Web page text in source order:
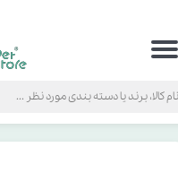
حساب کاربری من
سفارشات